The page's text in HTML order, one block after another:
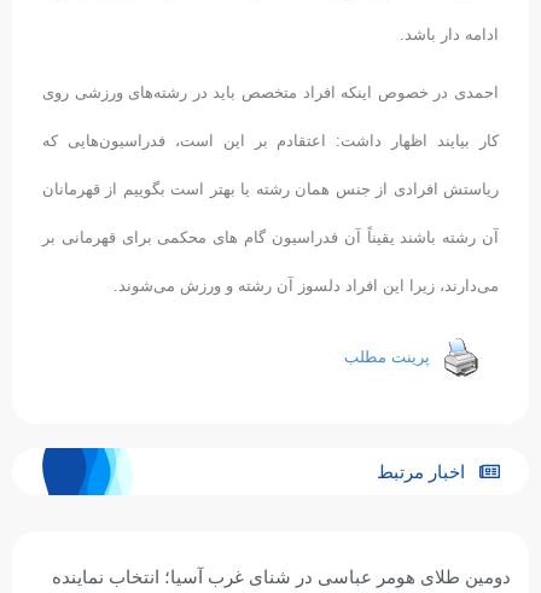
ادامه دار باشد.
احمدی در خصوص اینکه افراد متخصص باید در رشته‌های ورزشی روی
کار بیایند اظهار داشت: اعتقادم بر این است، فدراسیون‌هایی که
ریاستش افرادی از جنس همان رشته یا بهتر است بگوییم از قهرمانان
آن رشته باشند یقیناً آن فدراسیون گام های محکمی برای قهرمانی بر
می‌دارند، زیرا این افراد دلسوز آن رشته و ورزش می‌شوند.
پرینت مطلب
اخبار مرتبط
غرب آسیا؛ انتخاب نماینده درخشش ملی‌پوش ایران در